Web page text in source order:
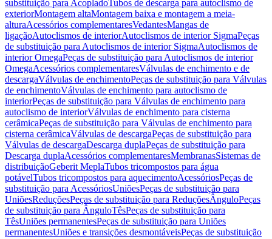
substituição para AcopladoTubos de descarga para autoclismo de
exteriorMontagem altaMontagem baixa e montagem a meia-
alturaAcessórios complementaresVedantesMangas de
ligaçãoAutoclismos de interiorAutoclismos de interior SigmaPeças
de substituição para Autoclismos de interior SigmaAutoclismos de
interior OmegaPeças de substituição para Autoclismos de interior
OmegaAcessórios complementaresVálvulas de enchimento e de
descargaVálvulas de enchimentoPeças de substituição para Válvulas
de enchimentoVálvulas de enchimento para autoclismo de
interiorPeças de substituição para Válvulas de enchimento para
autoclismo de interiorVálvulas de enchimento para cisterna
cerâmicaPeças de substituição para Válvulas de enchimento para
cisterna cerâmicaVálvulas de descargaPeças de substituição para
Válvulas de descargaDescarga duplaPeças de substituição para
Descarga duplaAcessórios complementaresMembranasSistemas de
distribuiçãoGeberit MeplaTubos tricompostos para água
potávelTubos tricompostos para aquecimentoAcessóriosPeças de
substituição para AcessóriosUniõesPeças de substituição para
UniõesReduçõesPeças de substituição para ReduçõesÂnguloPeças
de substituição para ÂnguloTêsPeças de substituição para
TêsUniões permanentesPeças de substituição para Uniões
permanentesUniões e transições desmontáveisPeças de substituição